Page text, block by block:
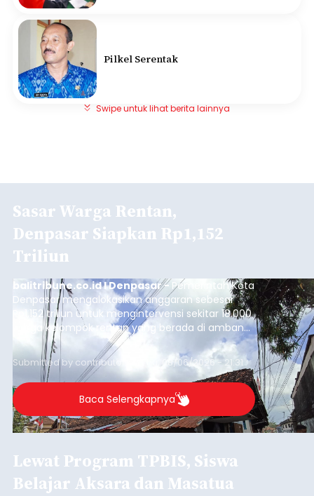
Pilkel Serentak
Swipe untuk lihat berita lainnya
Sasar Warga Rentan,
Denpasar Siapkan Rp1,152
Triliun
balitribune.co.id I Denpasar - Pemerintah Kota
Denpasar mengalokasikan anggaran sebesar
Rp1,152 triliun untuk mengintervensi sekitar 18.000
warga kelompok rentan yang berada di ambang
garis kemiskinan. Langkah strategis ini diambil
guna menjaga masyarakat yang berada pada
kelompok desil 5 dan 6 tersebut agar tidak
merosot ke kategori miskin.
Submitted by contributor Thu, 08/06/2026 - 21:31
Baca Selengkapnya
Lewat Program TPBIS, Siswa
Belajar Aksara dan Masatua